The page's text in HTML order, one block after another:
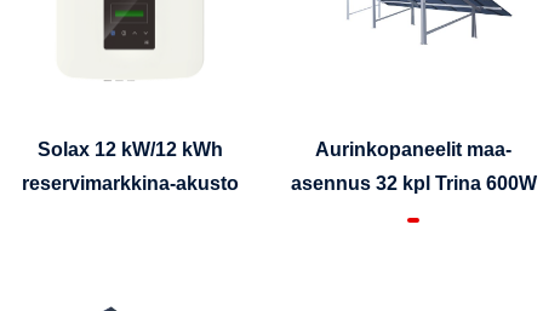
Solax 12 kW/12 kWh
reservimarkkina-akusto
Aurinkopaneelit maa-
asennus 32 kpl Trina 600W